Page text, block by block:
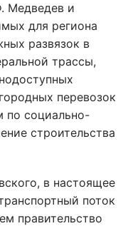
Медведев и
для региона
развязок в
трассы,
перевозок
по социально-
строительства
в настоящее
поток
правительство